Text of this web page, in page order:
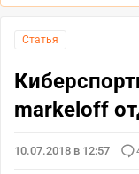
Статья
markeloff
10.07.2018 в 12:57